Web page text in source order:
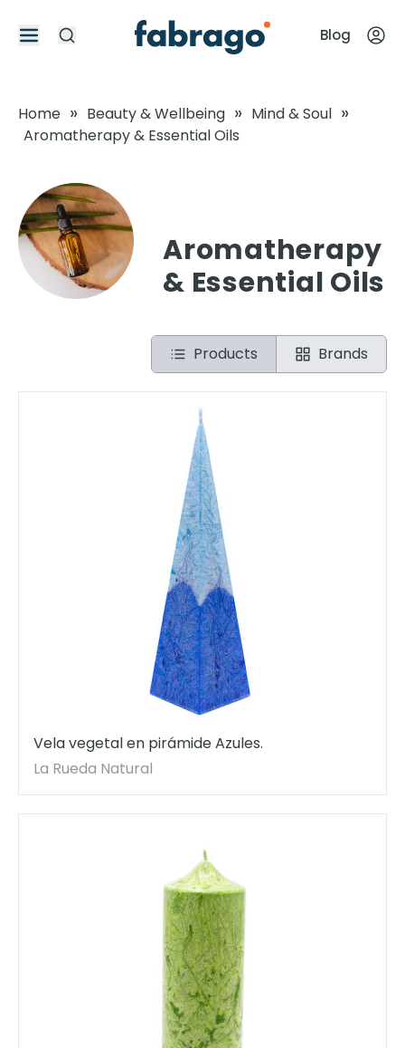
Blog
Home » Beauty & Wellbeing » Mind & Soul »
Aromatherapy & Essential Oils
Aromatherapy
& Essential Oils
Products Brands
Vela vegetal en pirámide Azules.
La Rueda Natural